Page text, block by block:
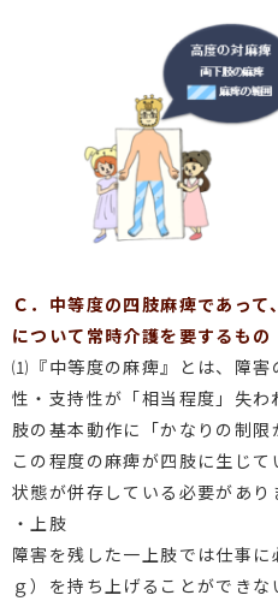
Ｃ．中等度の四肢麻痺であっ
について常時介護を要するもの
⑴『中等度の麻痺』とは、障害
性・支持性が「相当程度」失
肢の基本動作に「かなりの制限
この程度の麻痺が四肢に生じ
状態が併存している必要があり
・上肢
障害を残した一上肢では仕事
ｇ）を持ち上げることができ